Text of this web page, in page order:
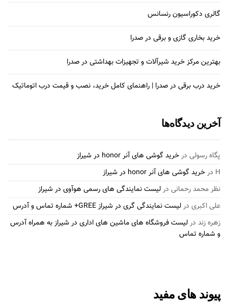
گالری دکوراسیون رنسانس
خرید بخاری گازی و برقی در صدرا
بهترین مرکز خرید شیرآلات و تجهیزات بهداشتی در صدرا
خرید درب برقی در صدرا | راهنمای کامل خرید، نصب و قیمت درب اتوماتیک
آخرین دیدگاه‌ها
پگاه رسولی درخرید گوشی های آنر honor در شیراز
H درخرید گوشی های آنر honor در شیراز
نظر محمد رحمانی درلیست نمایندگی های رسمی هوآوی در شیراز
علی اکبری درلیست نمایندگی گری در شیراز GREE+ شماره تماس و آدرس
زهره زند درلیست فروشگاه های ماشین های اداری در شیراز به همراه آدرس
و شماره تماس
پیوند های مفید